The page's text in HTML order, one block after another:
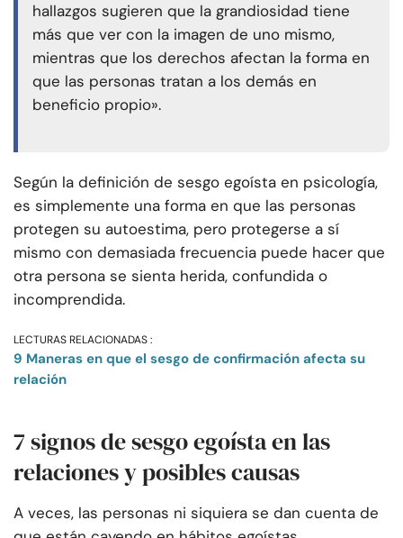
hallazgos sugieren que la grandiosidad tiene
más que ver con la imagen de uno mismo,
mientras que los derechos afectan la forma en
que las personas tratan a los demás en
beneficio propio».
Según la definición de sesgo egoísta en psicología,
es simplemente una forma en que las personas
protegen su autoestima, pero protegerse a sí
mismo con demasiada frecuencia puede hacer que
otra persona se sienta herida, confundida o
incomprendida.
LECTURAS RELACIONADAS :
9 Maneras en que el sesgo de confirmación afecta su
relación
7 signos de sesgo egoísta en las
relaciones y posibles causas
A veces, las personas ni siquiera se dan cuenta de